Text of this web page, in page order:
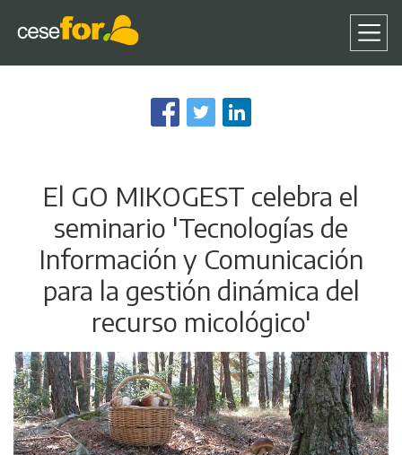
al
contenido
El GO MIKOGEST celebra el
seminario 'Tecnologías de
Información y Comunicación
para la gestión dinámica del
recurso micológico'